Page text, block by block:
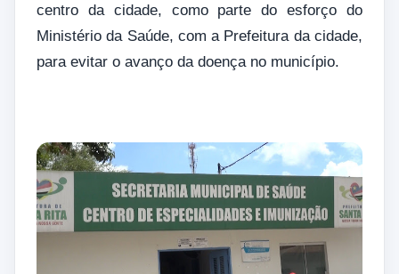
centro da cidade, como parte do esforço do
Ministério da Saúde, com a Prefeitura da cidade,
para evitar o avanço da doença no município.